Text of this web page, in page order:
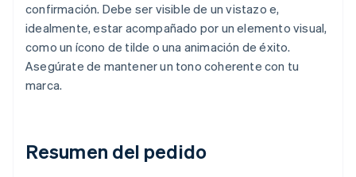
confirmación. Debe ser visible de un vistazo e,
idealmente, estar acompañado por un elemento visual,
como un ícono de tilde o una animación de éxito.
Asegúrate de mantener un tono coherente con tu
marca.
Resumen del pedido